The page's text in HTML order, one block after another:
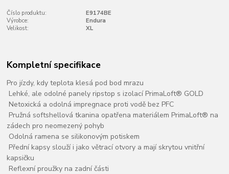
Číslo produktu:
E9174BE
Výrobce:
Endura
Velikost:
XL
Kompletní specifikace
Pro jízdy, kdy teplota klesá pod bod mrazu
Lehké, ale odolné panely ripstop s izolací PrimaLoft® GOLD
Netoxická a odolná impregnace proti vodě bez PFC
Pružná softshellová tkanina opatřena materiálem PrimaLoft® na
zádech pro neomezený pohyb
Odolná ramena se silikonovým potiskem
Přední kapsy slouží i jako větrací otvory a mají skrytou vnitřní
kapsičku
Reflexní proužky na zadní části